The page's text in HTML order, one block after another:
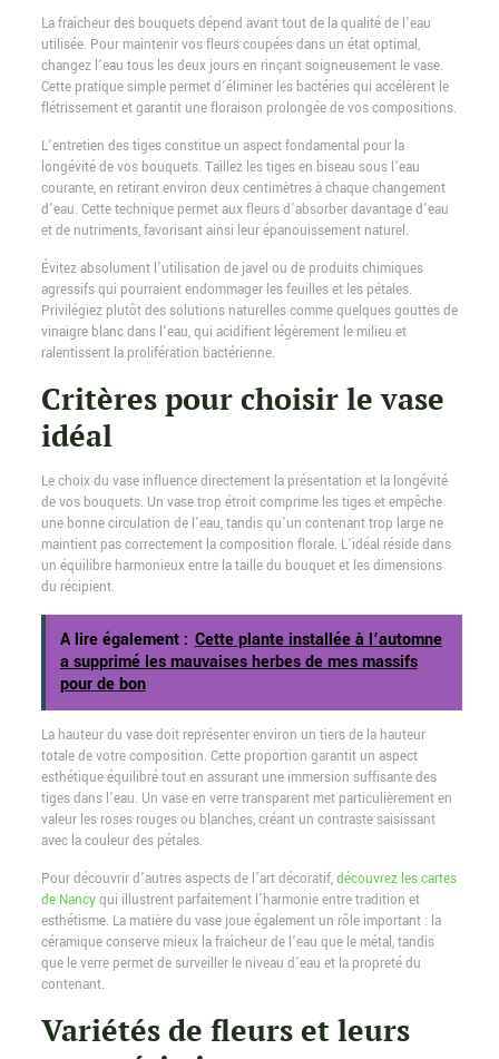
La fraîcheur des bouquets dépend avant tout de la qualité de l’eau
utilisée. Pour maintenir vos fleurs coupées dans un état optimal,
changez l’eau tous les deux jours en rinçant soigneusement le vase.
Cette pratique simple permet d’éliminer les bactéries qui accélèrent le
flétrissement et garantit une floraison prolongée de vos compositions.
L’entretien des tiges constitue un aspect fondamental pour la
longévité de vos bouquets. Taillez les tiges en biseau sous l’eau
courante, en retirant environ deux centimètres à chaque changement
d’eau. Cette technique permet aux fleurs d’absorber davantage d’eau
et de nutriments, favorisant ainsi leur épanouissement naturel.
Évitez absolument l’utilisation de javel ou de produits chimiques
agressifs qui pourraient endommager les feuilles et les pétales.
Privilégiez plutôt des solutions naturelles comme quelques gouttes de
vinaigre blanc dans l’eau, qui acidifient légèrement le milieu et
ralentissent la prolifération bactérienne.
Critères pour choisir le vase
idéal
Le choix du vase influence directement la présentation et la longévité
de vos bouquets. Un vase trop étroit comprime les tiges et empêche
une bonne circulation de l’eau, tandis qu’un contenant trop large ne
maintient pas correctement la composition florale. L’idéal réside dans
un équilibre harmonieux entre la taille du bouquet et les dimensions
du récipient.
A lire également : Cette plante installée à l’automne
a supprimé les mauvaises herbes de mes massifs
pour de bon
La hauteur du vase doit représenter environ un tiers de la hauteur
totale de votre composition. Cette proportion garantit un aspect
esthétique équilibré tout en assurant une immersion suffisante des
tiges dans l’eau. Un vase en verre transparent met particulièrement en
valeur les roses rouges ou blanches, créant un contraste saisissant
avec la couleur des pétales.
Pour découvrir d’autres aspects de l’art décoratif,découvrez les cartes
de Nancyqui illustrent parfaitement l’harmonie entre tradition et
esthétisme. La matière du vase joue également un rôle important : la
céramique conserve mieux la fraîcheur de l’eau que le métal, tandis
que le verre permet de surveiller le niveau d’eau et la propreté du
contenant.
Variétés de fleurs et leurs